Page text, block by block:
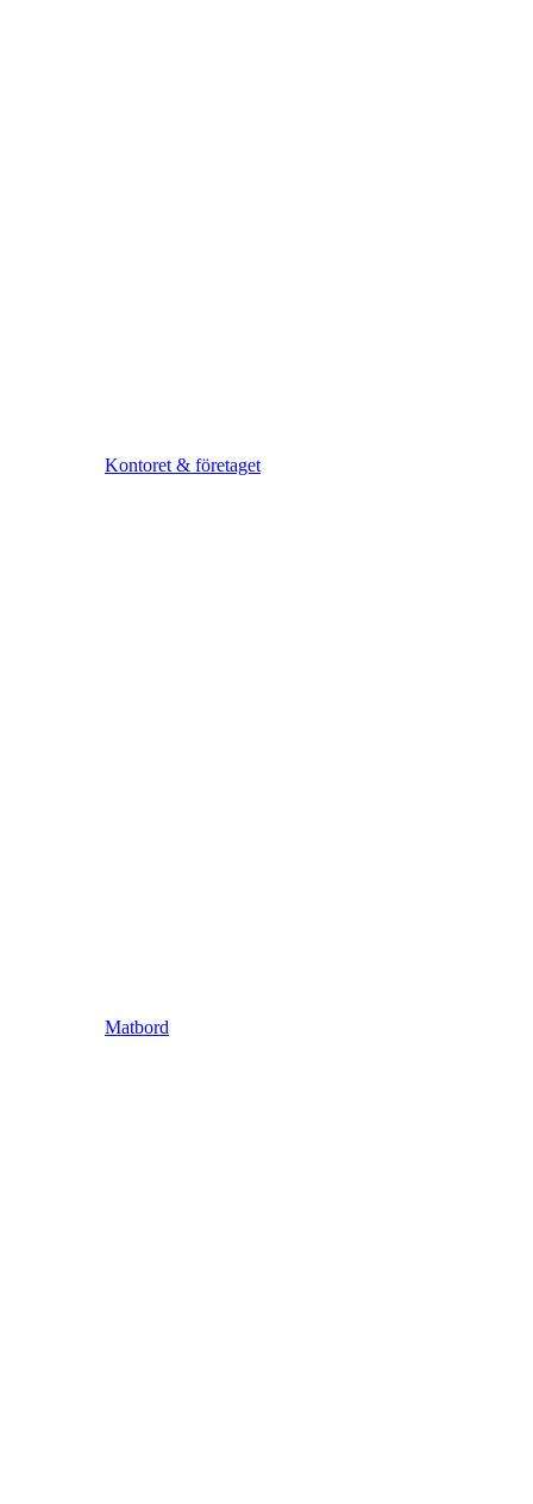
Kontoret & företaget
Matbord